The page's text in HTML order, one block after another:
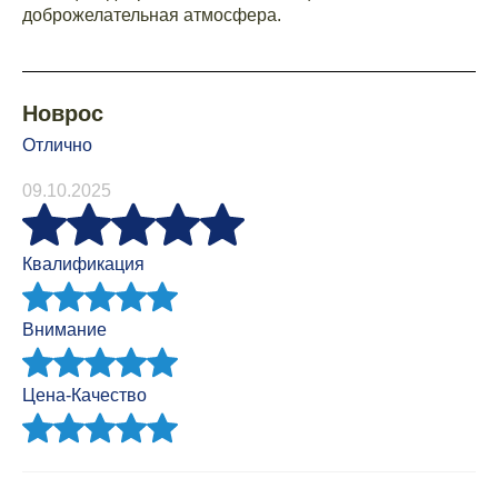
доброжелательная атмосфера.
Новрос
Отлично
09.10.2025
Квалификация
Внимание
Цена-Качество